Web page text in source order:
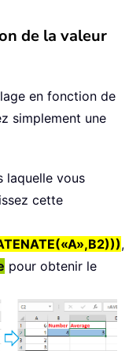
de la valeur
en fonction de
simplement une
laquelle vous
cette
,
pour obtenir le